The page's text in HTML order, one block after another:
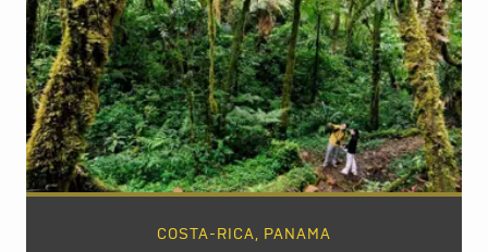
COSTA-RICA, PANAMA